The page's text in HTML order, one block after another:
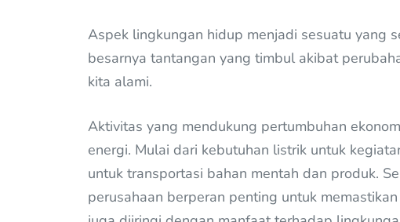
Aspek lingkungan hidup menjadi sesuatu yang
besarnya tantangan yang timbul akibat
kita alami.
Aktivitas yang mendukung pertumbuhan
energi. Mulai dari kebutuhan listrik untuk
untuk transportasi bahan mentah dan produk.
perusahaan berperan penting untuk